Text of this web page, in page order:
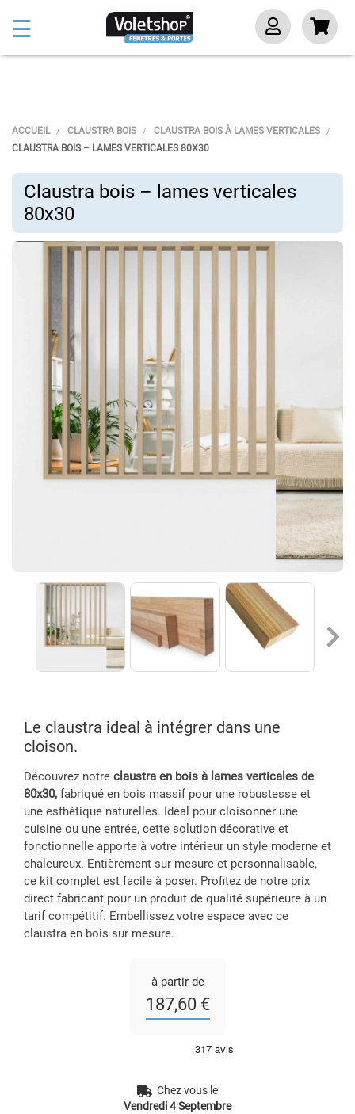
Basculer
la
☰
ACCUEIL CLAUSTRA BOIS
CLAUSTRA BOIS À LAMES VERTICALES
CLAUSTRA BOIS – LAMES VERTICALES 80X30
Claustra bois – lames verticales
80x30
Le claustra ideal à intégrer dans une
cloison.
Découvrez notre claustra en bois à lames verticales de
80x30, fabriqué en bois massif pour une robustesse et
une esthétique naturelles. Idéal pour cloisonner une
cuisine ou une entrée, cette solution décorative et
fonctionnelle apporte à votre intérieur un style moderne et
chaleureux. Entièrement sur mesure et personnalisable,
ce kit complet est facile à poser. Profitez de notre prix
direct fabricant pour un produit de qualité supérieure à un
tarif compétitif. Embellissez votre espace avec ce
claustra en bois sur mesure.
à partir de
187,60 €
Chez vous le
Vendredi 4 Septembre